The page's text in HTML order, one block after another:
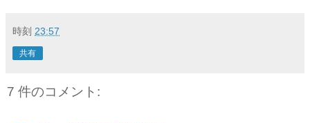
時刻 23:57
共有
7 件のコメント: